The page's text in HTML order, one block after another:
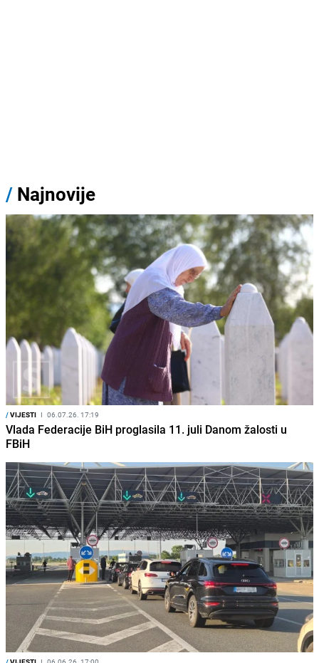
/ Najnovije
/VIJESTI I 06.07.26. 17:19
Vlada Federacije BiH proglasila 11. juli Danom žalosti u
FBiH